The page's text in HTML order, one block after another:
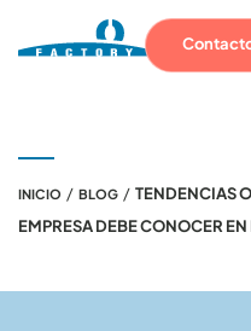
INICIO / BLOG / TENDENCIAS
EMPRESA DEBE CONOCER